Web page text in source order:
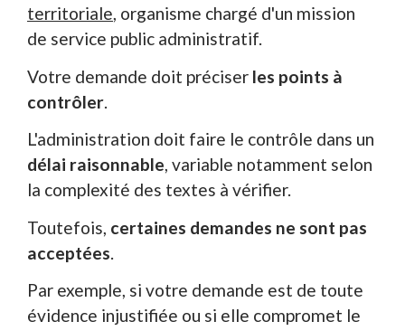
territoriale, organisme chargé d'un mission
de service public administratif.
Votre demande doit préciser les points à
contrôler.
L'administration doit faire le contrôle dans un
délai raisonnable, variable notamment selon
la complexité des textes à vérifier.
Toutefois, certaines demandes ne sont pas
acceptées
Par exemple, si votre demande est de toute
évidence injustifiée ou si elle compromet le